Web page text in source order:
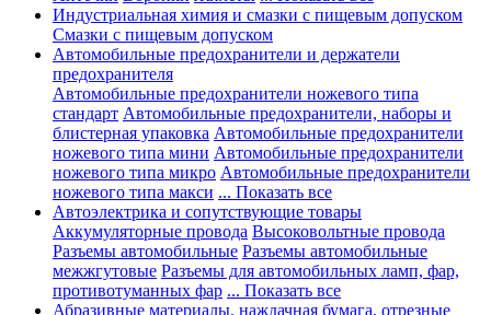
Индустриальная химия и смазки с пищевым допуском
Смазки с пищевым допуском
Автомобильные предохранители и держатели
предохранителя
Автомобильные предохранители ножевого типа
стандарт Автомобильные предохранители, наборы и
блистерная упаковка Автомобильные предохранители
ножевого типа мини Автомобильные предохранители
ножевого типа микро Автомобильные предохранители
ножевого типа макси ... Показать все
Автоэлектрика и сопутствующие товары
Аккумуляторные провода Высоковольтные провода
Разъемы автомобильные Разъемы автомобильные
межжгутовые Разъемы для автомобильных ламп, фар,
противотуманных фар ... Показать все
Абразивные материалы, наждачная бумага, отрезные